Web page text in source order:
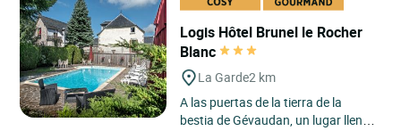
Logis Hôtel Brunel le Rocher
Blanc
La Garde2 km
A las puertas de la tierra de la
bestia de Gévaudan, un lugar lleno